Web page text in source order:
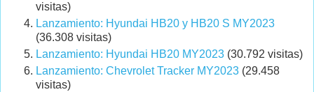
visitas)
Lanzamiento: Hyundai HB20 y HB20 S MY2023
(36.308 visitas)
Lanzamiento: Hyundai HB20 MY2023 (30.792 visitas)
Lanzamiento: Chevrolet Tracker MY2023 (29.458
visitas)